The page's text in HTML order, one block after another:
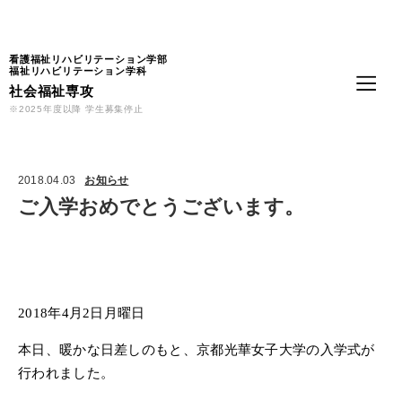
看護福祉リハビリテーション学部
福祉リハビリテーション学科
社会福祉専攻
※2025年度以降 学生募集停止
2018.04.03 お知らせ
ご入学おめでとうございます。
2018年4月2日月曜日
本日、暖かな日差しのもと、京都光華女子大学の入学式が
行われました。